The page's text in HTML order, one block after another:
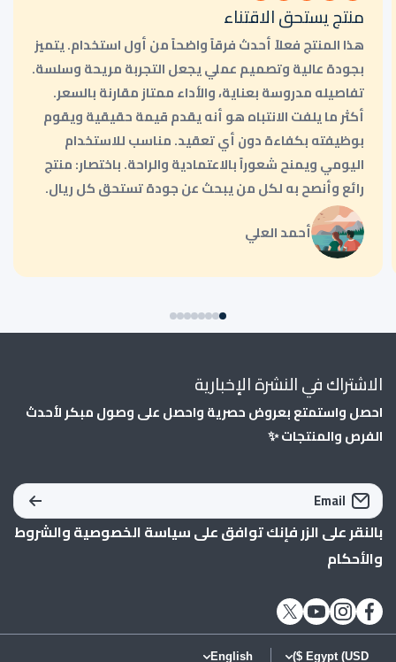
منتج يستحق الاقتناء
هذا المنتج فعلاً أحدث فرقاً واضحاً من أول استخدام. يتميز
بجودة عالية وتصميم عملي يجعل التجربة مريحة وسلسة.
تفاصيله مدروسة بعناية، والأداء ممتاز مقارنة بالسعر.
أكثر ما يلفت الانتباه هو أنه يقدم قيمة حقيقية ويقوم
بوظيفته بكفاءة دون أي تعقيد. مناسب للاستخدام
اليومي ويمنح شعوراً بالاعتمادية والراحة. باختصار: منتج
رائع وأنصح به لكل من يبحث عن جودة تستحق كل ريال.
أحمد العلي
الاشتراك في النشرة الإخبارية
احصل واستمتع بعروض حصرية واحصل على وصول مبكر لأحدث
الفرص والمنتجات ✨
Email
بالنقر على الزر فإنك توافق علىسياسة الخصوصيةوالشروط
والأحكام
facebookcom/AlSaeycom1/
instagramcom/alsaey_com/
youtubecom/shopify
twittercom/alsaey_com
Egypt (USD $)
English